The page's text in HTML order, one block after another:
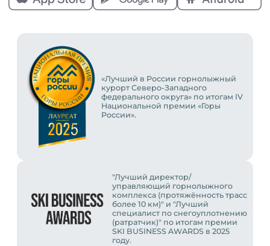
«Лучший в России горнолыжный
курорт Северо-Западного
федерального округа» по итогам IV
Национальной премии «Горы
России».
"Лучший директор/
управляющий горнолыжного
комплекса (протяжённость трасс
более 10 км)" и "Лучший
специалист по снегоуплотнению
(ратратчик)" по итогам премии
SKI BUSINESS AWARDS в 2025
году.